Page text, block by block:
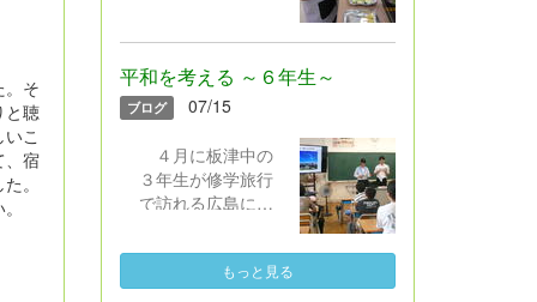
。そ
と聴
こ
、宿
。
日間の夏休み。引
き続き安全にそし
てください。次、
また元気な犬丸っ
子たちに会えるこ
います。
通知表が渡されま
した。さあ、明日
からいよいよ夏休
みです。安全にそ
して有意義に過ご
してください。
たらい等を持ち寄
りました。遊びを
通して、水の気持
ちよさや泥の感触
でダムを作って流
したり、泥団子を
作ったりして工夫
遊びました。びし
ょ濡れ、泥だらけ
た。収穫して調理
しました。切っ
て、塩コショウを
ふり、チーズなど
トースターへ。
「まだかなぁ」と
のぞき込んでいま
あがり。みんなで
育てた＆採れたて
平和を考える ～６年生～
ブログ 07/15
４月に板津中の
３年生が修学旅行
で訪れる広島に持
鶴」作成の協力を
しました。その折
もっと見る